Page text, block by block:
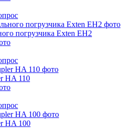
погрузчика Exten EH2
HA 110
HA 100